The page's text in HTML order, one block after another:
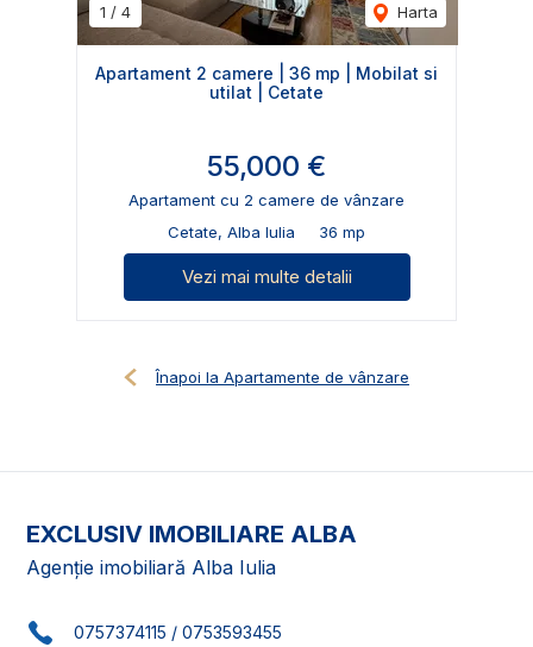
1 / 4 Harta
Apartament 2 camere | 36 mp | Mobilat si
utilat | Cetate
55,000 €
Apartament cu 2 camere de vânzare
Cetate, Alba Iulia
36 mp
Vezi mai multe detalii
Înapoi la Apartamente de vânzare
EXCLUSIV IMOBILIARE ALBA
Agenție imobiliară Alba Iulia
0757374115 / 0753593455